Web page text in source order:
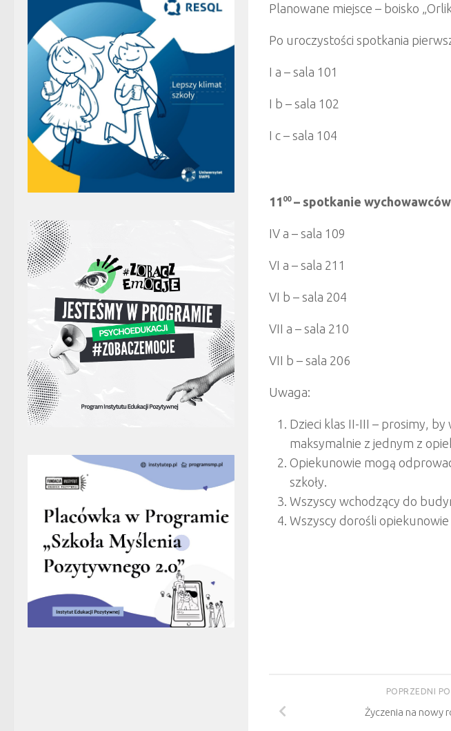
Planowane miejsce – boisko
Po uroczystości spotkania
I a – sala 101
I b – sala 102
I c – sala 104
11 00– spotkanie
IV a – sala 109
VI a – sala 211
VI b – sala 204
VII a – sala 210
VII b – sala 206
Uwaga:
Dzieci klas II-III – prosimy,
maksymalnie z jednym z
Opiekunowie mogą
szkoły.
Wszyscy wchodzący do
Wszyscy dorośli opiekunowie
POPRZEDNI
Życzenia na nowy